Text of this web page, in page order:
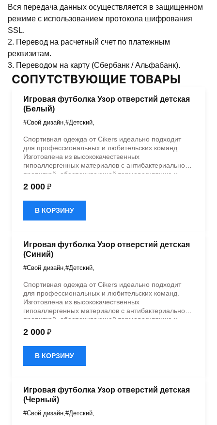
Вся передача данных осуществляется в защищенном
режиме с использованием протокола шифрования
SSL.
2. Перевод на расчетный счет по платежным
реквизитам.
3. Переводом на карту (Сбербанк / Альфабанк).
СОПУТСТВУЮЩИЕ ТОВАРЫ
Игровая футболка Узор отверстий детская
(Белый)
#Свой дизайн #Детский
Спортивная одежда от Cikers идеально подходит
для профессиональных и любительских команд.
Изготовлена из высококачественных
гипоаллергенных материалов с антибактериальной
пропиткой, обеспечивающей терморегуляцию и
быстрое влагоотведение. Одежда обладает
эластичностью в 5 направлениях и стильным
дизайном.
2 000 ₽
В КОРЗИНУ
Игровая футболка Узор отверстий детская
(Синий)
#Свой дизайн #Детский
Спортивная одежда от Cikers идеально подходит
для профессиональных и любительских команд.
Изготовлена из высококачественных
гипоаллергенных материалов с антибактериальной
пропиткой, обеспечивающей терморегуляцию и
быстрое влагоотведение. Одежда обладает
эластичностью в 5 направлениях и стильным
дизайном.
2 000 ₽
В КОРЗИНУ
Игровая футболка Узор отверстий детская
(Черный)
#Свой дизайн #Детский